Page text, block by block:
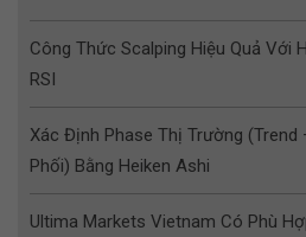
Công Thức Scalping Hiệu Quả Với
RSI
Xác Định Phase Thị Trường (Trend
Phối) Bằng Heiken Ashi
Ultima Markets Vietnam Có Phù